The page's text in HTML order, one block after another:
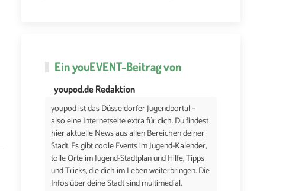
EinyouEVENT-Beitrag von
youpod.de Redaktion
youpod ist das Düsseldorfer Jugendportal –
also eine Internetseite extra für dich. Du findest
hier aktuelle News aus allen Bereichen deiner
Stadt. Es gibt coole Events im Jugend-Kalender,
tolle Orte im Jugend-Stadtplan und Hilfe, Tipps
und Tricks, die dich im Leben weiterbringen. Die
Infos über deine Stadt sind multimedial.